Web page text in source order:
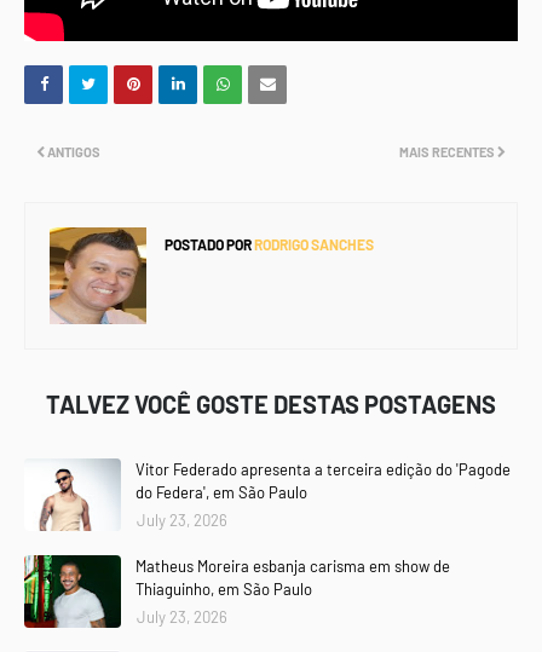
MAIS RECENTES
ANTIGOS
POSTADO PORRODRIGO SANCHES
TALVEZ VOCÊ GOSTE DESTAS POSTAGENS
Vitor Federado apresenta a terceira edição do 'Pagode
do Federa', em São Paulo
July 23, 2026
Matheus Moreira esbanja carisma em show de
Thiaguinho, em São Paulo
July 23, 2026